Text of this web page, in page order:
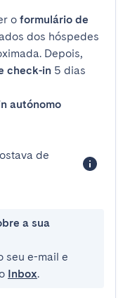
o formulário de
dos hóspedes
Depois,
check-in 5 dias
autónomo
de
a sua
seu e-mail e
Inbox.